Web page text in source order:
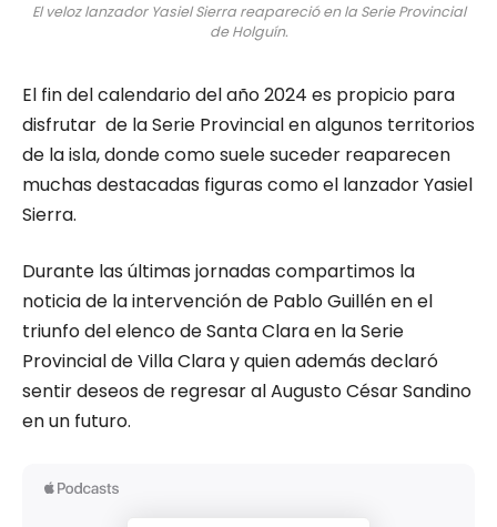
El veloz lanzador Yasiel Sierra reapareció en la Serie Provincial
de Holguín.
El fin del calendario del año 2024 es propicio para
disfrutar de la Serie Provincial en algunos territorios
de la isla, donde como suele suceder reaparecen
muchas destacadas figuras como el lanzador Yasiel
Sierra.
Durante las últimas jornadas compartimos la
noticia de la intervención de Pablo Guillén en el
triunfo del elenco de Santa Clara en la Serie
Provincial de Villa Clara y quien además declaró
sentir deseos de regresar al Augusto César Sandino
en un futuro.